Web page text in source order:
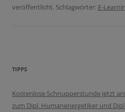
veröffentlicht. Schlagwörter: E-
TIPPS
Kostenlose Schnupperstunde jetzt
zum Dipl. Humanenergetiker und